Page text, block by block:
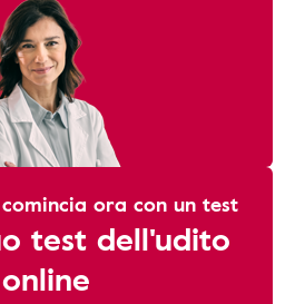
ora con un test
test dell'udito
online